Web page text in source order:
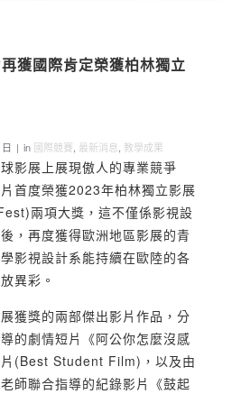
獲國際肯定榮獲柏林獨立
in 國際競賽 最新消息 教學成果
影展上展現傲人的專業競爭
首度榮獲2023年柏林獨立影展
兩項大獎，這不僅係影視設
，再度獲得歐洲地區影展的青
影視設計系能持續在歐陸的各
異彩。
獲獎的兩部傑出影片作品，分
的劇情短片《阿公你怎麼沒感
(Best Student Film)，以及由
師聯合指導的紀錄影片《鼓起